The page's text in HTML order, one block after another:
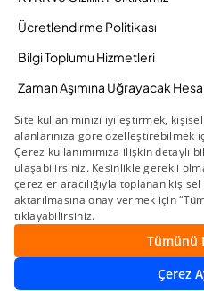
Ücretlendirme Politikası
Bilgi Toplumu Hizmetleri
Zaman Aşımına Uğrayacak
Duyurular ve Kampanyalar
© 2026 Gedik Yatırım